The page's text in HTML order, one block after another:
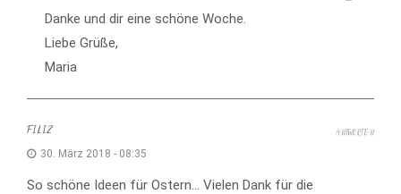
Danke und dir eine schöne Woche.
Liebe Grüße,
Maria
FILIZ
30. März 2018 - 08:35
So schöne Ideen für Ostern… Vielen Dank für die
ANTWORTEN